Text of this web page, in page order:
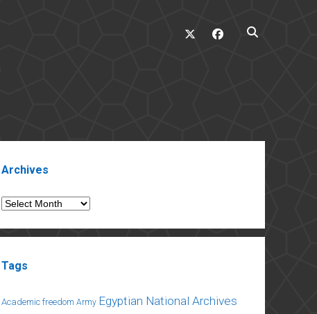
twitter facebook
Archives
Archives
Tags
Academic freedom Army Egyptian National Archives